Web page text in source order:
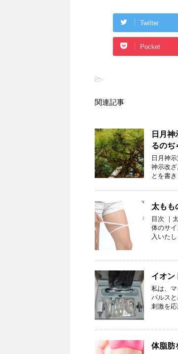
Twitter
Pocket
-
関連記事
日月
るのぢ
日月神
神示改
とを書
太もも
目次 ｜
体のサ
入いた
イオン
私は、
パルス
刺激を
体脂肪